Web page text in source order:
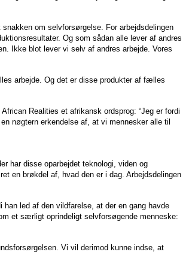
om selvforsørgelse. For arbejdsdelingen
Og som sådan alle lever af andres
Ikke blot lever vi selv af andres arbejde. Vores
arbejde. Og det er disse produkter af fælles
Realities et afrikansk ordsprog: “Jeg er fordi
nøgtern erkendelse af, at vi mennesker alle til
har disse oparbejdet teknologi, viden og
en brøkdel af, hvad den er i dag. Arbejdsdelingen
led af den vildfarelse, at der en gang havde
et særligt oprindeligt selvforsøgende menneske:
Vi vil derimod kunne indse, at